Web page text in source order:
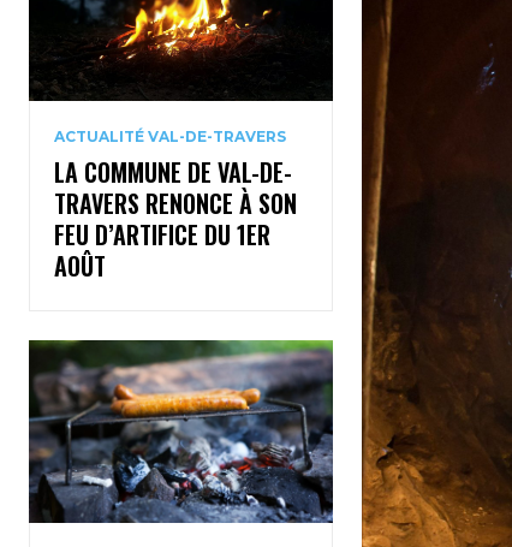
ACTUALITÉ VAL-DE-TRAVERS
LA COMMUNE DE VAL-DE-
TRAVERS RENONCE À SON
FEU D’ARTIFICE DU 1ER
AOÛT